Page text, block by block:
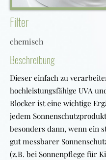
Filter
chemisch
Beschreibung
Dieser einfach zu
hochleistungsfähige UVA
Blocker ist eine wichtige
jedem
besonders dann, wenn ein
gut messbarer
(z.B. bei Sonnenpflege für